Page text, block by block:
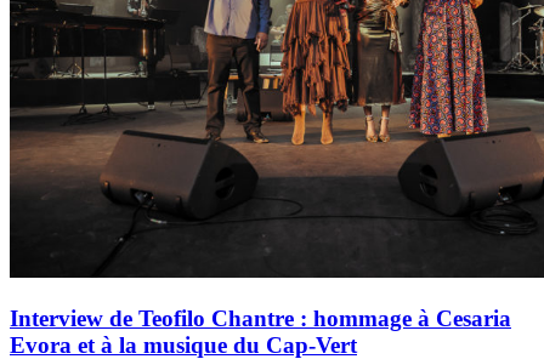
Interview de Teofilo Chantre : hommage à Cesaria
Evora et à la musique du Cap-Vert